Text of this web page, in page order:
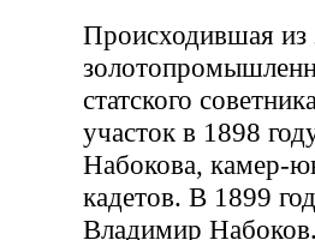
Происходившая из
статского
участок в 1898
Набокова, камер-
кадетов. В 1899
Владимир